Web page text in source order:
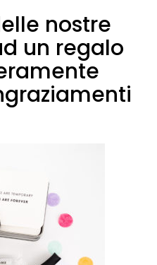
nostre
un regalo